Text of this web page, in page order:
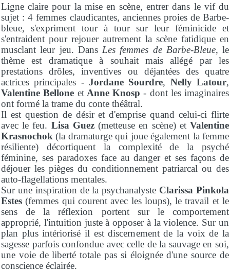
Ligne claire pour la mise en scène, entrer dans le vif du
sujet : 4 femmes claudicantes, anciennes proies de Barbe-
bleue, s'expriment tour à tour sur leur féminicide et
s'entraident pour rejouer autrement la scène fatidique en
musclant leur jeu. Dans Les femmes de Barbe-Bleue, le
thème est dramatique à souhait mais allégé par les
prestations drôles, inventives ou déjantées des quatre
actrices principales - Jordane Sourdre, Nelly Latour,
Valentine Bellone etAnne Knosp - dont les imaginaires
ont formé la trame du conte théâtral.
Il est question de désir et d'emprise quand celui-ci flirte
avec le feu. Lisa Guez(metteuse en scène) etValentine
Krasnochok (la dramaturge qui joue également la femme
résiliente) décortiquent la complexité de la psyché
féminine, ses paradoxes face au danger et ses façons de
déjouer les pièges du conditionnement patriarcal ou des
auto-flagellations mentales.
Sur une inspiration de la psychanalyste Clarissa Pinkola
Estes (femmes qui courent avec les loups), le travail et le
sens de la réflexion portent sur le comportement
approprié, l'intuition juste à opposer à la violence. Sur un
plan plus intériorisé il est discernement de la voix de la
sagesse parfois confondue avec celle de la sauvage en soi,
une voie de liberté totale pas si éloignée d'une source de
conscience éclairée.